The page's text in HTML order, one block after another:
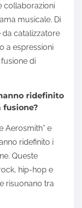
collaborazioni
musicale. Di
catalizzatore
a espressioni
di
ridefinito
fusione?
Aerosmith” e
ridefinito i
Queste
hip-hop e
risuonano tra